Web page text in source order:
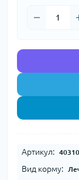
Артикул:
Вид корму: